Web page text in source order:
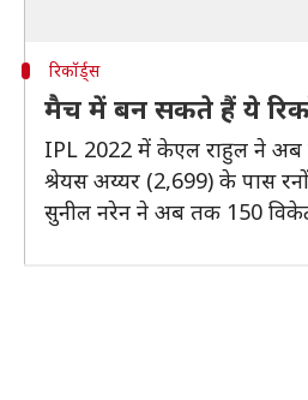
रिकॉर्ड्स
मैच में बन सकते हैं ये
IPL 2022 में केएल राहुल ने अब
श्रेयस अय्यर (2,699) के पास
सुनील नरेन ने अब तक 150